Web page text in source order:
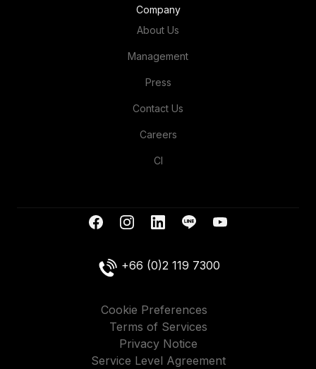
Company
About Us
Management
Press
Contact Us
Careers
CI
+66 (0)2 119 7300
Cookie Preferences
Terms of Services
Privacy Notice
Service Level Agreement